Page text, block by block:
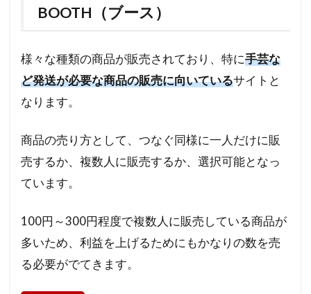
BOOTH（ブース）
様々な種類の商品が販売されており、特に手芸な
ど発送が必要な商品の販売に向いているサイトと
なります。
商品の売り方として、つなぐ同様に一人だけに販
売するか、複数人に販売するか、選択可能となっ
ています。
100円～300円程度で複数人に販売している商品が
多いため、利益を上げるためにもかなりの数を売
る必要がでてきます。